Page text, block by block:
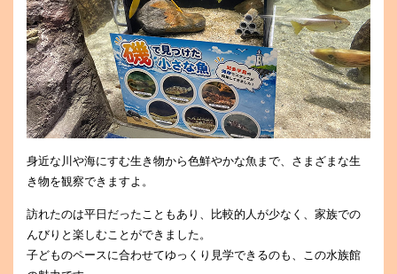
身近な川や海にすむ生き物から色鮮やかな魚まで、さまざまな生
き物を観察できますよ。
訪れたのは平日だったこともあり、比較的人が少なく、家族での
んびりと楽しむことができました。
子どものペースに合わせてゆっくり見学できるのも、この水族館